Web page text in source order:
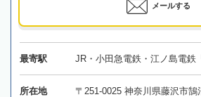
メールする
最寄駅 JR・小田急電鉄・江ノ島電鉄
所在地
〒251-0025 神奈川県藤沢市